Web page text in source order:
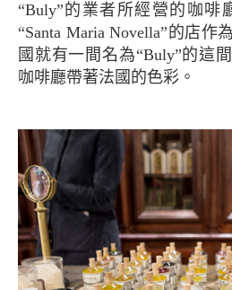
“Buly”的業者所經營的咖啡
“Santa Maria Novella”的店作
國就有一間名為“Buly”的這
咖啡廳帶著法國的色彩。